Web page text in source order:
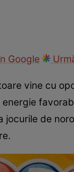
Google
vine cu
de